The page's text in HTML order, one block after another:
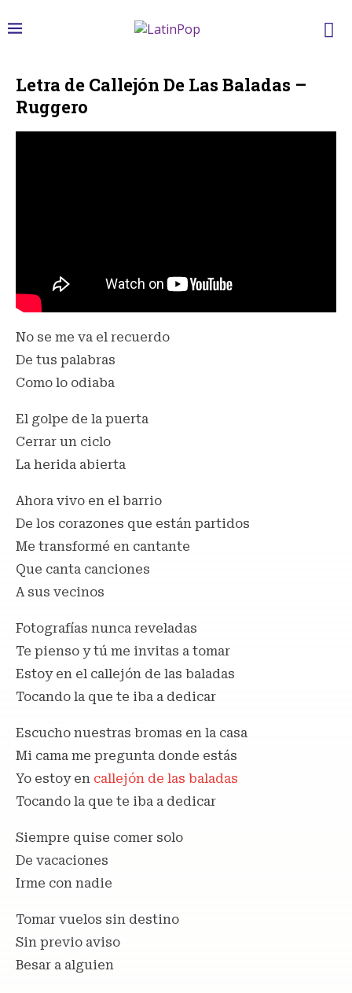
Letra de Callejón De Las Baladas –
Ruggero
No se me va el recuerdo
De tus palabras
Como lo odiaba
El golpe de la puerta
Cerrar un ciclo
La herida abierta
Ahora vivo en el barrio
De los corazones que están partidos
Me transformé en cantante
Que canta canciones
A sus vecinos
Fotografías nunca reveladas
Te pienso y tú me invitas a tomar
Estoy en el callejón de las baladas
Tocando la que te iba a dedicar
Escucho nuestras bromas en la casa
Mi cama me pregunta donde estás
Yo estoy en callejón de las baladas
Tocando la que te iba a dedicar
Siempre quise comer solo
De vacaciones
Irme con nadie
Tomar vuelos sin destino
Sin previo aviso
Besar a alguien